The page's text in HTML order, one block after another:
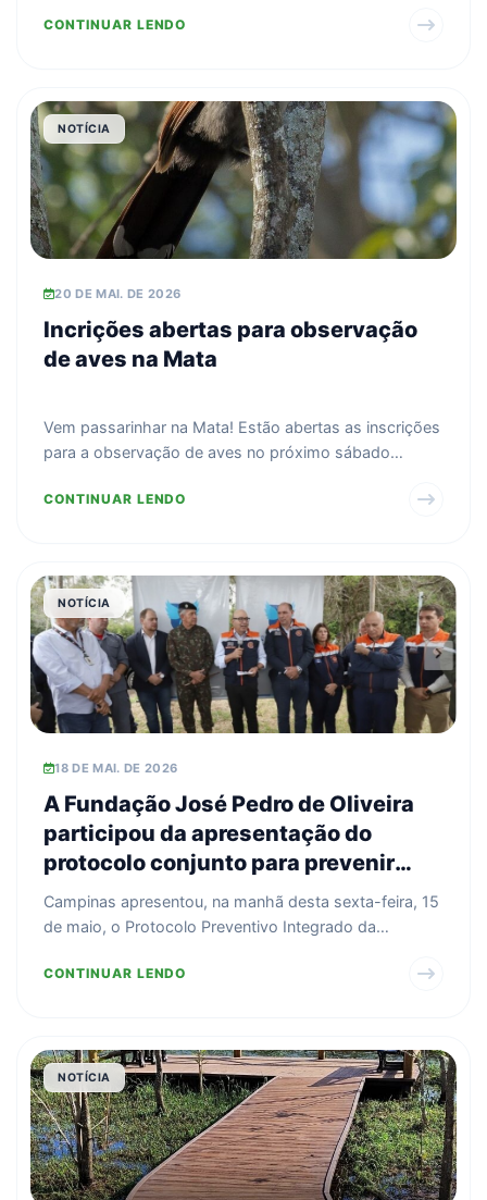
CONTINUAR LENDO
NOTÍCIA
20 DE MAI. DE 2026
Incrições abertas para observação
de aves na Mata
Vem passarinhar na Mata! Estão abertas as inscrições
para a observação de aves no próximo sábado
CONTINUAR LENDO
NOTÍCIA
18 DE MAI. DE 2026
A Fundação José Pedro de Oliveira
participou da apresentação do
protocolo conjunto para prevenir
incêndios no Pico das Cabras
Campinas apresentou, na manhã desta sexta-feira, 15
de maio, o Protocolo Preventivo Integrado da
CONTINUAR LENDO
NOTÍCIA